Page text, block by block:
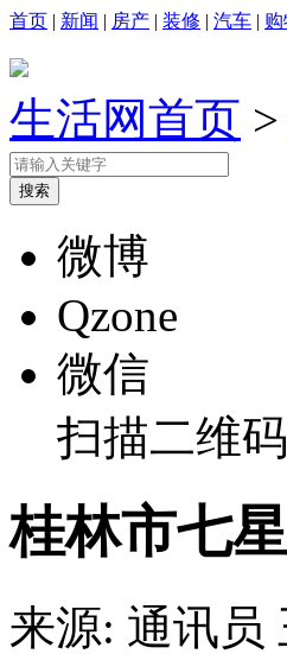
首页 | 新闻 | 房产 | 装修 | 汽车 | 购
生活网首页 >
微博
Qzone
微信
扫描二维
桂林市七
来源: 通讯员